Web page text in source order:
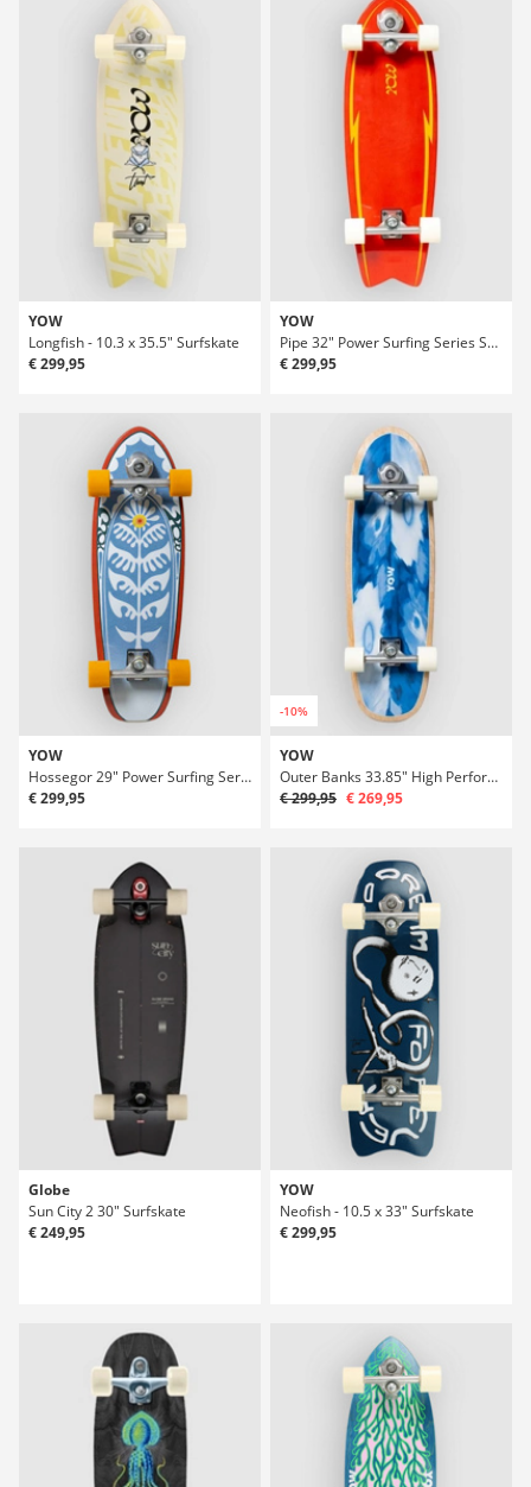
YOW
Longfish - 10.3 x 35.5" Surfskate
€ 299,95
YOW
Pipe 32" Power Surfing Series Surfskate
€ 299,95
YOW
Hossegor 29" Power Surfing Series Surfskate
€ 299,95
-10%
YOW
Outer Banks 33.85" High Performance Surfskate
€ 299,95 € 269,95
Globe
Sun City 2 30" Surfskate
€ 249,95
YOW
Neofish - 10.5 x 33" Surfskate
€ 299,95